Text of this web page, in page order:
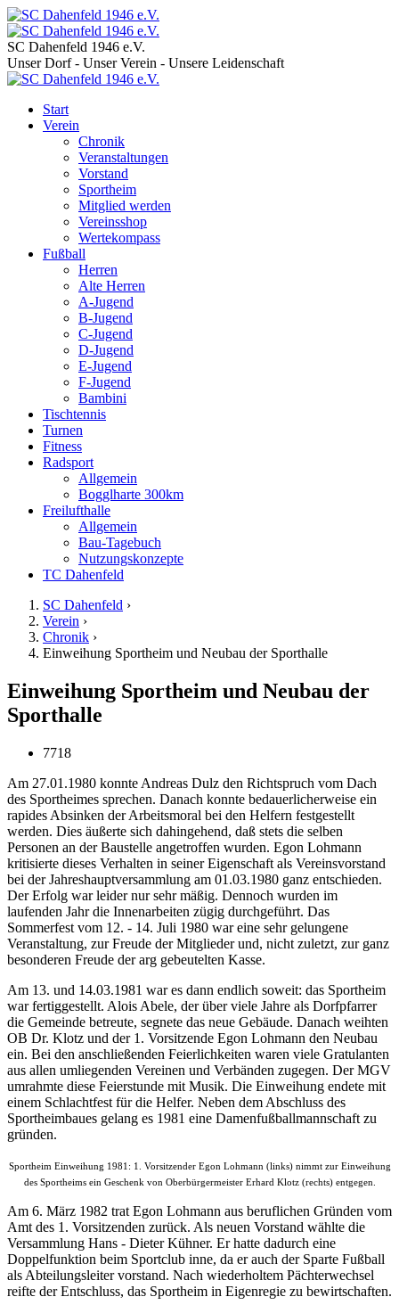
SC Dahenfeld 1946 e.V.
Unser Dorf - Unser Verein - Unsere Leidenschaft
Start
Verein
Chronik
Veranstaltungen
Vorstand
Sportheim
Mitglied werden
Vereinsshop
Wertekompass
Fußball
Herren
Alte Herren
A-Jugend
B-Jugend
C-Jugend
D-Jugend
E-Jugend
F-Jugend
Bambini
Tischtennis
Turnen
Fitness
Radsport
Allgemein
Bogglharte 300km
Freilufthalle
Allgemein
Bau-Tagebuch
Nutzungskonzepte
TC Dahenfeld
SC Dahenfeld ›
Verein ›
Chronik ›
Einweihung Sportheim und Neubau der Sporthalle
Einweihung Sportheim und Neubau der
Sporthalle
7718
Am 27.01.1980 konnte Andreas Dulz den Richtspruch vom Dach
des Sportheimes sprechen. Danach konnte bedauerlicherweise ein
rapides Absinken der Arbeitsmoral bei den Helfern festgestellt
werden. Dies äußerte sich dahingehend, daß stets die selben
Personen an der Baustelle angetroffen wurden. Egon Lohmann
kritisierte dieses Verhalten in seiner Eigenschaft als Vereinsvorstand
bei der Jahreshauptversammlung am 01.03.1980 ganz entschieden.
Der Erfolg war leider nur sehr mäßig. Dennoch wurden im
laufenden Jahr die Innenarbeiten zügig durchgeführt. Das
Sommerfest vom 12. - 14. Juli 1980 war eine sehr gelungene
Veranstaltung, zur Freude der Mitglieder und, nicht zuletzt, zur ganz
besonderen Freude der arg gebeutelten Kasse.
Am 13. und 14.03.1981 war es dann endlich soweit: das Sportheim
war fertiggestellt. Alois Abele, der über viele Jahre als Dorfpfarrer
die Gemeinde betreute, segnete das neue Gebäude. Danach weihten
OB Dr. Klotz und der 1. Vorsitzende Egon Lohmann den Neubau
ein. Bei den anschließenden Feierlichkeiten waren viele Gratulanten
aus allen umliegenden Vereinen und Verbänden zugegen. Der MGV
umrahmte diese Feierstunde mit Musik. Die Einweihung endete mit
einem Schlachtfest für die Helfer. Neben dem Abschluss des
Sportheimbaues gelang es 1981 eine Damenfußballmannschaft zu
gründen.
Sportheim Einweihung 1981: 1. Vorsitzender Egon Lohmann (links) nimmt zur Einweihung
des Sportheims ein Geschenk von Oberbürgermeister Erhard Klotz (rechts) entgegen.
Am 6. März 1982 trat Egon Lohmann aus beruflichen Gründen vom
Amt des 1. Vorsitzenden zurück. Als neuen Vorstand wählte die
Versammlung Hans - Dieter Kühner. Er hatte dadurch eine
Doppelfunktion beim Sportclub inne, da er auch der Sparte Fußball
als Abteilungsleiter vorstand. Nach wiederholtem Pächterwechsel
reifte der Entschluss, das Sportheim in Eigenregie zu bewirtschaften.